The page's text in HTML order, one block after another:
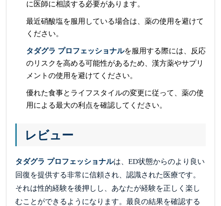
に医師に相談する必要があります。
最近硝酸塩を服用している場合は、薬の使用を避けて
ください。
タダグラ プロフェッショナルを服用する際には、反応
のリスクを高める可能性があるため、漢方薬やサプリ
メントの使用を避けてください。
優れた食事とライフスタイルの変更に従って、薬の使
用による最大の利点を確認してください。
レビュー
タダグラ プロフェッショナルは、ED状態からのより良い
回復を提供する非常に信頼され、認識された医療です。
それは性的経験を後押しし、あなたが経験を正しく楽し
むことができるようになります。最良の結果を確認する